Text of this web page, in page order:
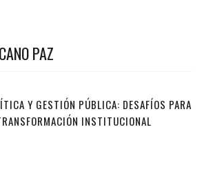
PAZ
Y GESTIÓN PÚBLICA: DESAFÍOS PARA
INSTITUCIONAL